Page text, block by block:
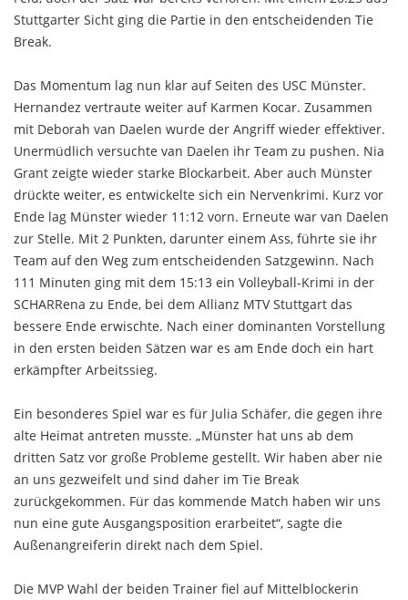
Stuttgarter Sicht ging die Partie in den entscheidenden Tie
Break.
Das Momentum lag nun klar auf Seiten des USC Münster.
Hernandez vertraute weiter auf Karmen Kocar. Zusammen
mit Deborah van Daelen wurde der Angriff wieder effektiver.
Unermüdlich versuchte van Daelen ihr Team zu pushen. Nia
Grant zeigte wieder starke Blockarbeit. Aber auch Münster
drückte weiter, es entwickelte sich ein Nervenkrimi. Kurz vor
Ende lag Münster wieder 11:12 vorn. Erneute war van Daelen
zur Stelle. Mit 2 Punkten, darunter einem Ass, führte sie ihr
Team auf den Weg zum entscheidenden Satzgewinn. Nach
111 Minuten ging mit dem 15:13 ein Volleyball-Krimi in der
SCHARRena zu Ende, bei dem Allianz MTV Stuttgart das
bessere Ende erwischte. Nach einer dominanten Vorstellung
in den ersten beiden Sätzen war es am Ende doch ein hart
erkämpfter Arbeitssieg.
Ein besonderes Spiel war es für Julia Schäfer, die gegen ihre
alte Heimat antreten musste. „Münster hat uns ab dem
dritten Satz vor große Probleme gestellt. Wir haben aber nie
an uns gezweifelt und sind daher im Tie Break
zurückgekommen. Für das kommende Match haben wir uns
nun eine gute Ausgangsposition erarbeitet“, sagte die
Außenangreiferin direkt nach dem Spiel.
Die MVP Wahl der beiden Trainer fiel auf Mittelblockerin